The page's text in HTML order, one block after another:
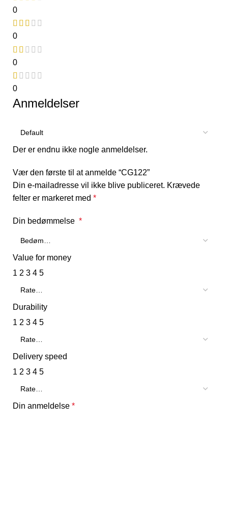
0
0
0
0
Anmeldelser
Der er endnu ikke nogle anmeldelser.
Vær den første til at anmelde “CG122”
Din e-mailadresse vil ikke blive publiceret. Krævede
felter er markeret med *
Din bedømmelse *
Value for money
1 2 3 4 5
Durability
1 2 3 4 5
Delivery speed
1 2 3 4 5
Din anmeldelse *